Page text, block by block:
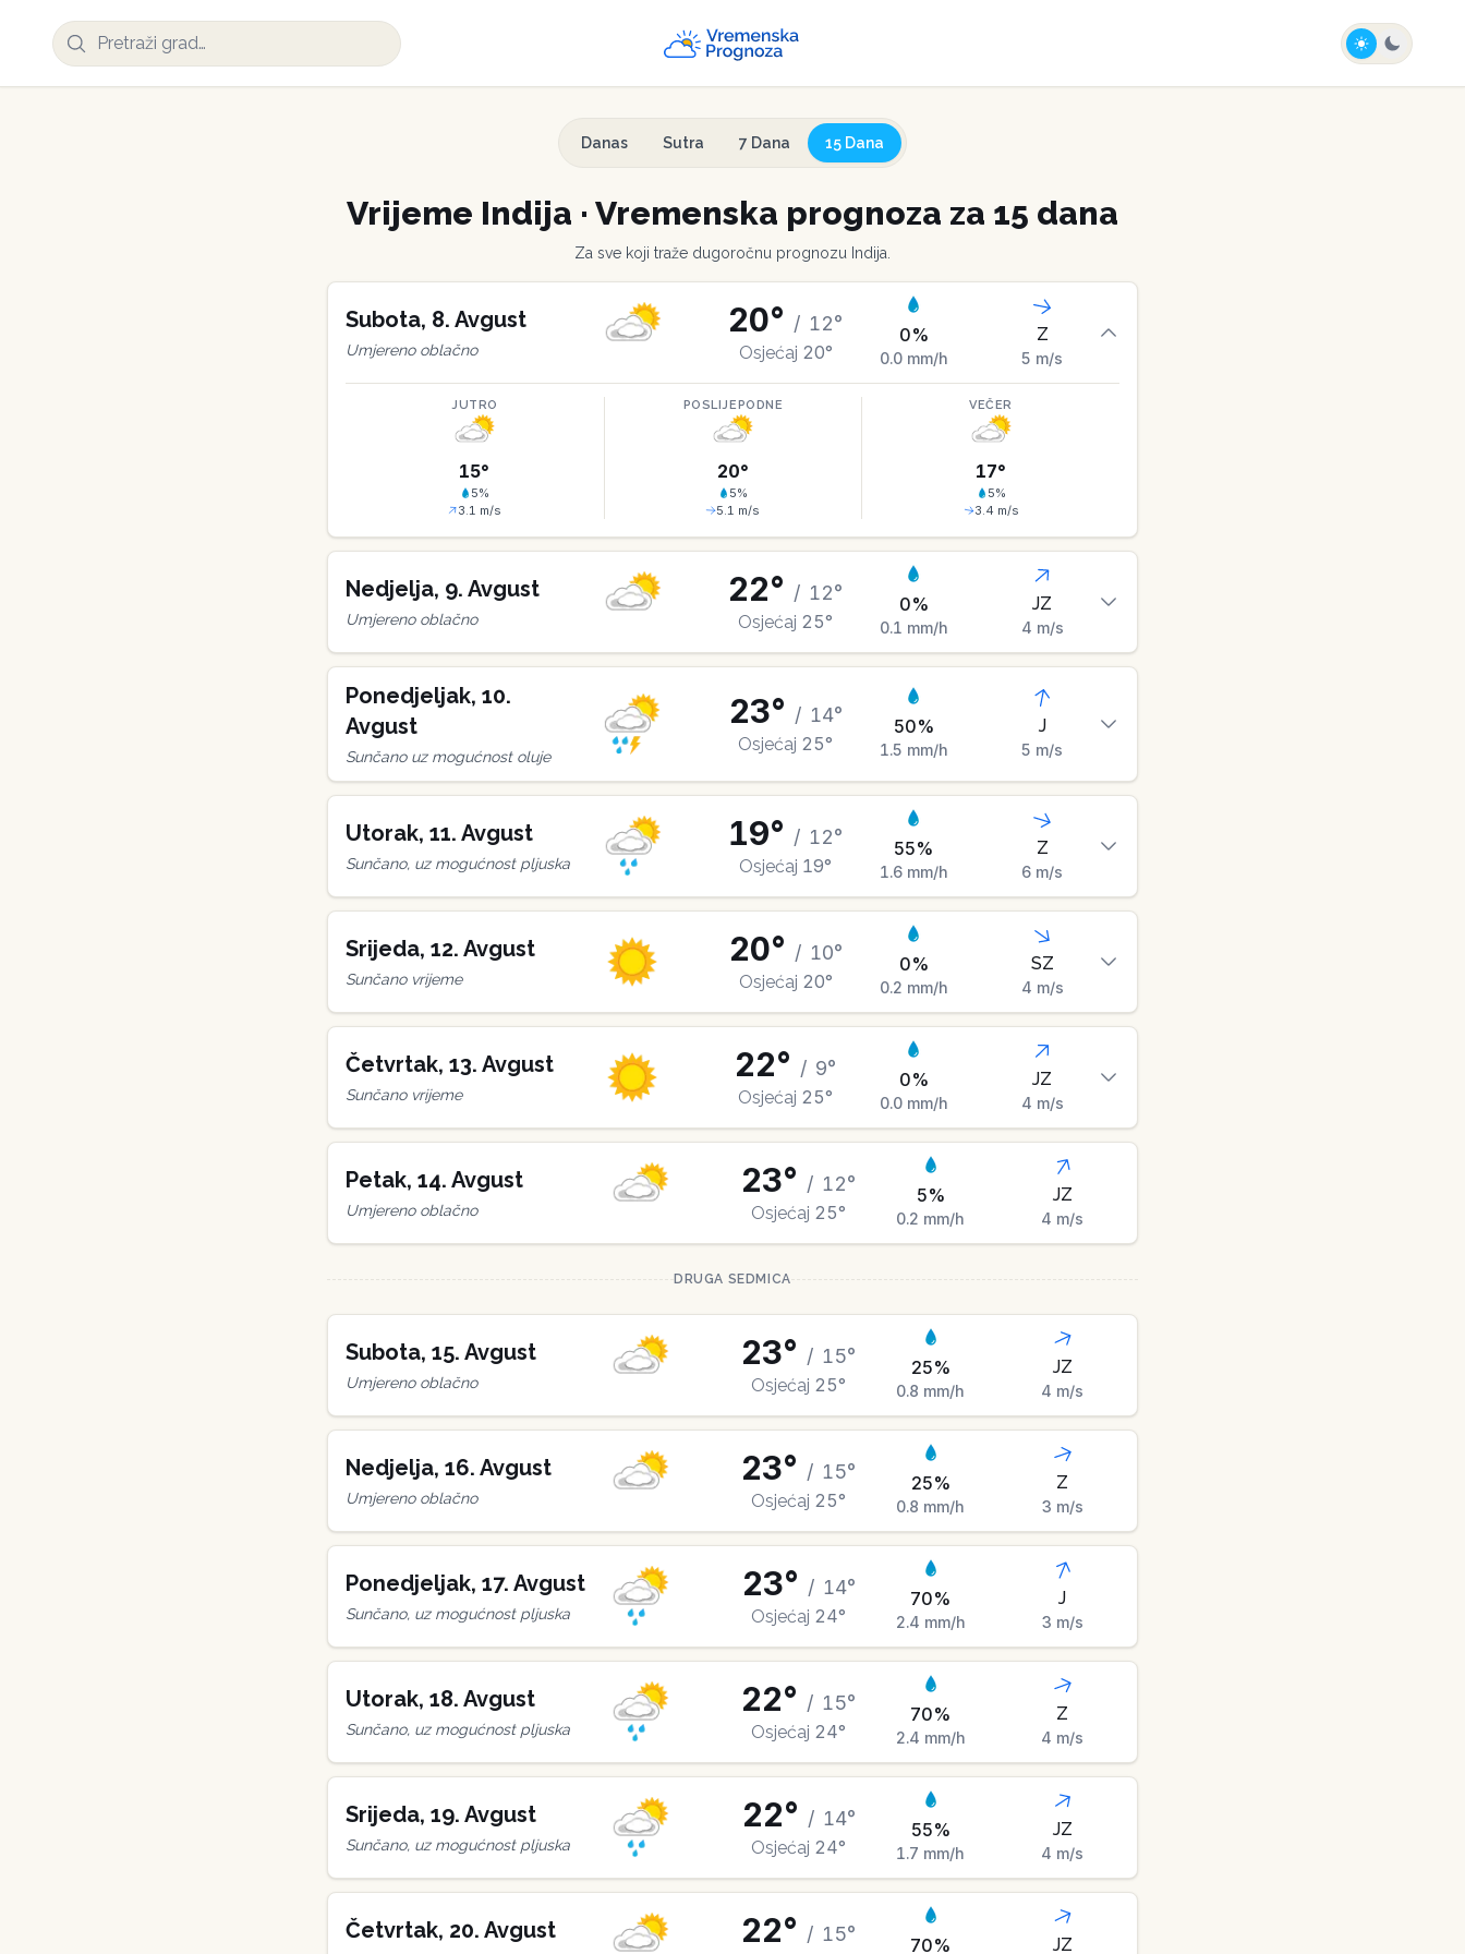
Danas Sutra 7 Dana 15 Dana
Vrijeme Indija · Vremenska prognoza za 15 dana
Za sve koji traže dugoročnu prognozu Indija
Subota, 8. Avgust
Umjereno oblačno
20° / 12°
Osjećaj 20°
0%
0.0mm/h
Z
5 m/s
JUTRO
15°
5%
3.1 m/s
POSLIJEPODNE
20°
5%
5.1 m/s
VEČER
17°
5%
3.4 m/s
Nedjelja, 9. Avgust
Umjereno oblačno
22° / 12°
Osjećaj 25°
0%
0.1 mm/h
JZ
4 m/s
Ponedjeljak, 10.
Avgust
Sunčano uz mogućnost oluje
23° / 14°
Osjećaj 25°
50%
1.5 mm/h
J
5 m/s
Utorak, 11. Avgust
Sunčano, uz mogućnost pljuska
19° / 12°
Osjećaj 19°
55%
1.6mm/h
Z
6 m/s
Srijeda, 12. Avgust
Sunčano vrijeme
20° / 10°
Osjećaj 20°
0%
0.2 mm/h
SZ
4 m/s
Četvrtak, 13. Avgust
Sunčano vrijeme
22° / 9°
Osjećaj 25°
0%
0.0mm/h
JZ
4 m/s
Petak, 14. Avgust
Umjereno oblačno
23° / 12°
Osjećaj 25°
5%
0.2 mm/h
JZ
4 m/s
DRUGA SEDMICA
Subota, 15. Avgust
Umjereno oblačno
23° / 15°
Osjećaj 25°
25%
0.8 mm/h
JZ
4 m/s
Nedjelja, 16. Avgust
Umjereno oblačno
23° / 15°
Osjećaj 25°
25%
0.8 mm/h
Z
3 m/s
Ponedjeljak, 17. Avgust
Sunčano, uz mogućnost pljuska
23° / 14°
Osjećaj 24°
70%
2.4 mm/h
J
3 m/s
Utorak, 18. Avgust
Sunčano, uz mogućnost pljuska
22° / 15°
Osjećaj 24°
70%
2.4 mm/h
Z
4 m/s
Srijeda, 19. Avgust
Sunčano, uz mogućnost pljuska
22° / 14°
Osjećaj 24°
55%
1.7 mm/h
JZ
4 m/s
Četvrtak, 20. Avgust 22° / 15°
70% JZ